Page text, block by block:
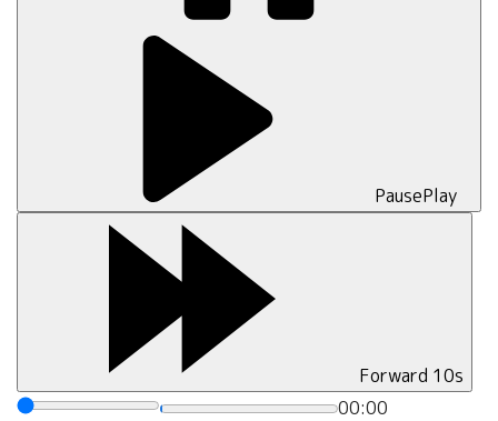
PausePlay
Forward 10s
00:00